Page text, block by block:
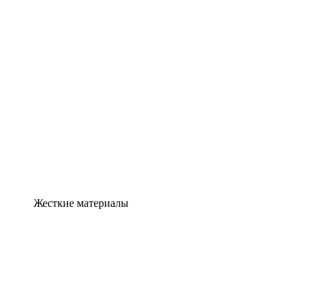
Жесткие материалы